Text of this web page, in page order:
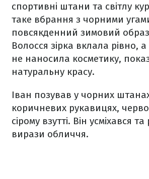
спортивні штани та світлу
таке вбрання з чорними
повсякденний зимовий
Волосся зірка вклала рівно,
не наносила косметику,
натуральну красу.
Іван позував у чорних
коричневих рукавицях,
сірому взутті. Він усміхався
вирази обличчя.